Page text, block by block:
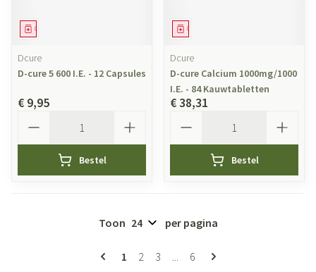
Geneesmiddel
Dcure
D-cure 5 600 I.E. - 12 Capsules
€ 9,95
Bestel
Geneesmiddel
Dcure
D-cure Calcium 1000mg/1000
I.E. - 84 Kauwtabletten
€ 38,31
Bestel
Pagina's
U lees momenteel pagina
1 Pagina
2 Pagina
3 ... Pagina
6
Toon per pagina